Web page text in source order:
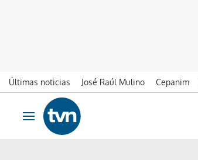
Últimas noticias José Raúl Mulino Cepanim
Ir al contenido
Obrir navegació